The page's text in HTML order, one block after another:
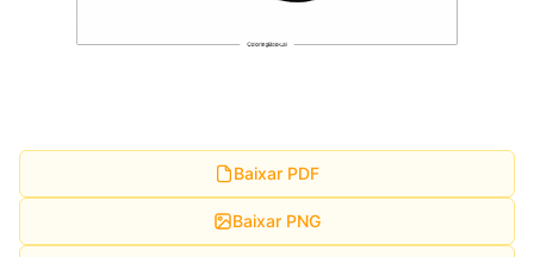
Baixar PDF
Baixar PNG